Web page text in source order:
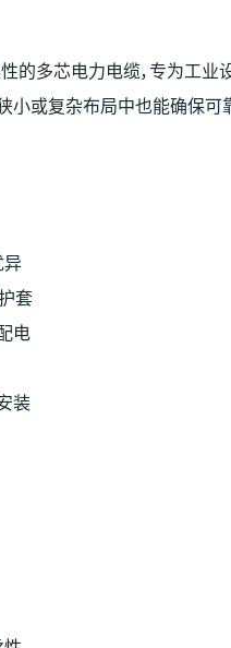
的多芯电力电缆，专为工业
小或复杂布局中也能确保可
异
套
电
装